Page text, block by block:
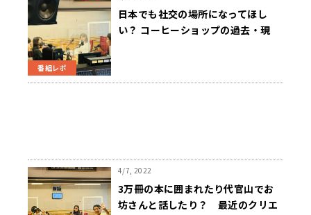
番組レポ
日本でも社交の場所になってほし
い？ コーヒーショップの過去・現
4/7, 2022
3万冊の本に囲まれたり代官山でお
坊さんと話したり？ 最近のクリエ